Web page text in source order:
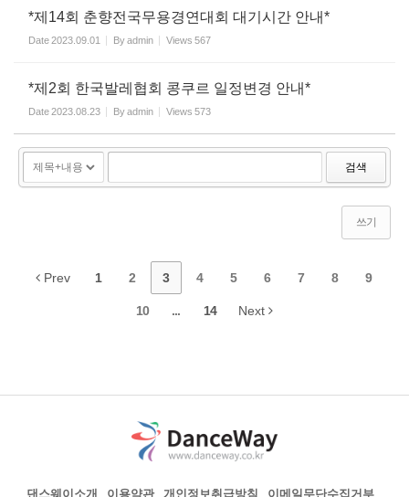
*제14회 춘향전국무용경연대회 대기시간 안내*
Date2023.09.01 Byadmin Views 567
*제2회 한국발레협회 콩쿠르 일정변경 안내*
Date2023.08.23 Byadmin Views 573
검색
쓰기
Prev 1 2 3 4 5 6 7 8 9
10 ... 14 Next
댄스웨이소개 이용약관 개인정보취급방침 이메일무단수집거부